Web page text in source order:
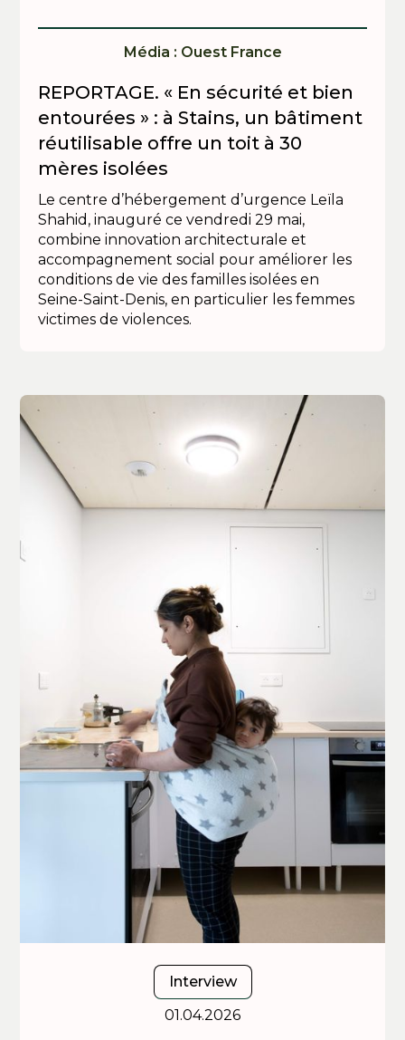
Média : Ouest France
REPORTAGE. « En sécurité et bien
entourées » : à Stains, un bâtiment
réutilisable offre un toit à 30
mères isolées
Le centre d’hébergement d’urgence Leïla
Shahid, inauguré ce vendredi 29 mai,
combine innovation architecturale et
accompagnement social pour améliorer les
conditions de vie des familles isolées en
Seine-Saint-Denis, en particulier les femmes
victimes de violences.
Interview
01.04.2026